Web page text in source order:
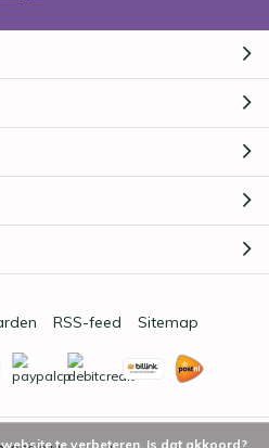
RSS-feed Sitemap
te verbeteren. Is dat akkoord?